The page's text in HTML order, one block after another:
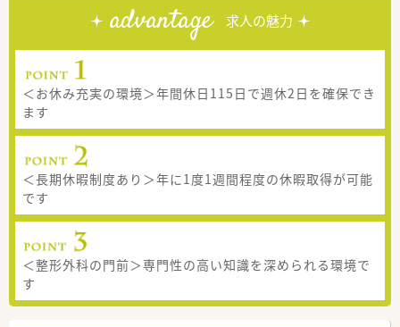
advantage 求人の魅力
＜お休み充実の環境＞年間休日115日で週休2日を確保でき
ます
＜長期休暇制度あり＞年に1度1週間程度の休暇取得が可能
です
＜整形外科の門前＞専門性の高い知識を深められる環境で
す